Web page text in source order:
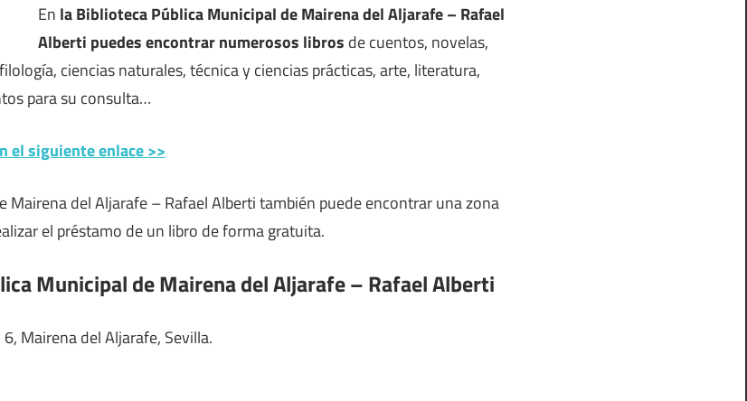
En la Biblioteca Pública Municipal de Mairena del Aljarafe – Rafael
Alberti puedes encontrar numerosos libros de cuentos, novelas,
ciencias naturales, técnica y ciencias prácticas, arte, literatura,
para su consulta…
el siguiente enlace >>
Mairena del Aljarafe – Rafael Alberti también puede encontrar una zona
el préstamo de un libro de forma gratuita.
Municipal de Mairena del Aljarafe – Rafael Alberti
Mairena del Aljarafe, Sevilla.